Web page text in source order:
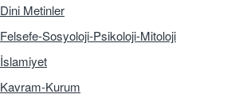
Dini Metinler
Felsefe-Sosyoloji-Psikoloji-Mitoloji
İslamiyet
Kavram-Kurum